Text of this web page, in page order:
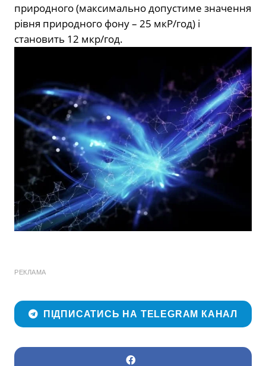
природного (максимальнодопустиме значення
рівня природного фону – 25 мкР/год) і
становить 12 мкр/год.
РЕКЛАМА
ПІДПИСАТИСЬ НА TELEGRAM КАНАЛ